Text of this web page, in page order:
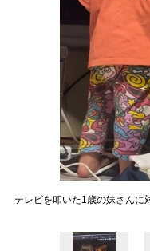
テレビを叩いた1歳の妹さんに